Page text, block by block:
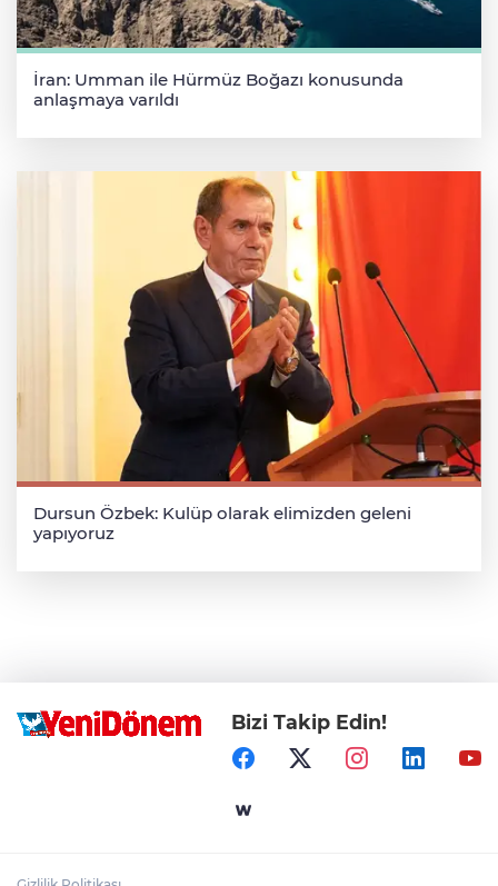
İran: Umman ile Hürmüz Boğazı konusunda
anlaşmaya varıldı
Dursun Özbek: Kulüp olarak elimizden geleni
yapıyoruz
Bizi Takip Edin!